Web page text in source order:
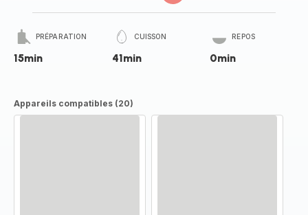
PRÉPARATION
15min
CUISSON
41min
REPOS
0min
Appareils compatibles (20)